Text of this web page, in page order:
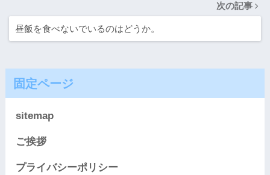
次の記事
昼飯を食べないでいるのはどうか。
固定ページ
sitemap
ご挨拶
プライバシーポリシー